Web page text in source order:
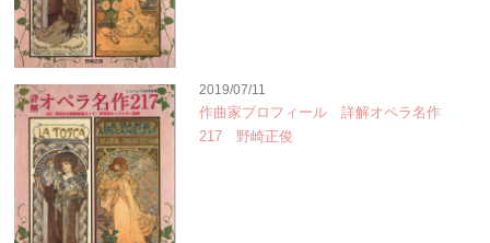
2019/07/11
作曲家プロフィール 詳解オペラ名作
217 野崎正俊